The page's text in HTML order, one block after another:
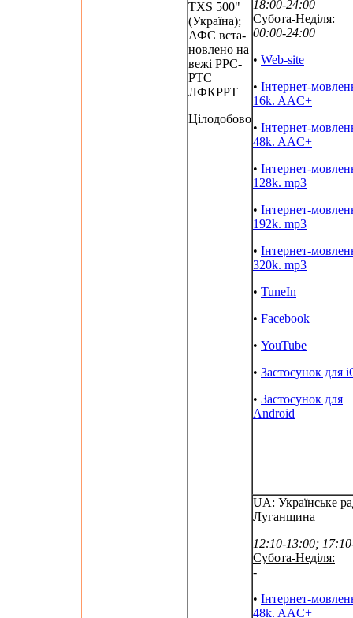
TXS 500"
(Україна);
АФС вста-
новлено на
вежі РРС-
РТС
ЛФКРРТ
Цілодобово
18:00-24:00
Субота-Неділя:
00:00-24:00
• Web-site
• Інтернет-
16k. AAC+
• Інтернет-
48k. AAC+
• Інтернет-
128k. mp3
• Інтернет-
192k. mp3
• Інтернет-
320k. mp3
• TuneIn
• Facebook
• YouTube
• Застосунок для
• Застосунок для
Android
UA: Українське
Луганщина
12:10-13:00;
Субота-Неділя:
-
• Інтернет-
48k. AAC+